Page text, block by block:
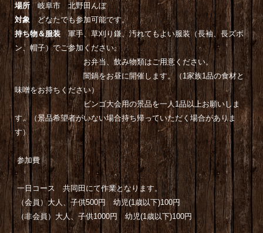
場所岐阜市 北野田んぼ
対象どなたでも参加可能です。
持ち物＆服装軍手、草刈り鎌、汚れてもよい服装（長袖、長ズボ
ン、帽子）でご参加ください。
お弁当、飲み物類はご用意ください。
闇鍋をお昼に開催します。（1家族1品の食材と
味噌をお持ちください）
ビンゴ大会用の景品を一人1品以上お願いしま
す。（景品希望者がいない場合持ち帰っていただく場合がありま
す）
参加費
一日コース 共同田にて作業となります。
（会員）大人、子供500円 幼児(1歳以下)100円
（非会員）大人、子供1000円 幼児(1歳以下)100円